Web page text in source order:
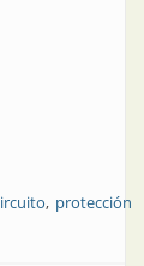
protección